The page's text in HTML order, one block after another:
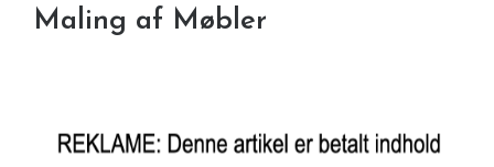
Maling af Møbler